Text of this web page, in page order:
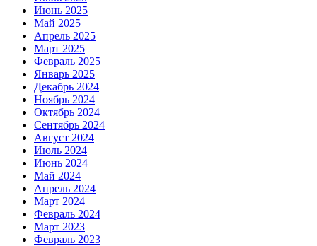
Июнь 2025
Май 2025
Апрель 2025
Март 2025
Февраль 2025
Январь 2025
Декабрь 2024
Ноябрь 2024
Октябрь 2024
Сентябрь 2024
Август 2024
Июль 2024
Июнь 2024
Май 2024
Апрель 2024
Март 2024
Февраль 2024
Март 2023
Февраль 2023